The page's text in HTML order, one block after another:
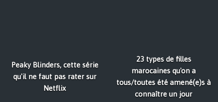
Peaky Blinders, cette série
qu'il ne faut pas rater sur
Netflix
23 types de filles
marocaines qu'on a
tous/toutes été amené(e)s à
connaître un jour